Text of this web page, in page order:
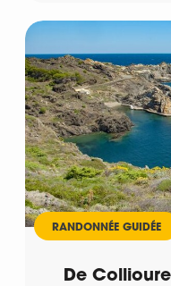
RANDONNÉE GUIDÉE
De